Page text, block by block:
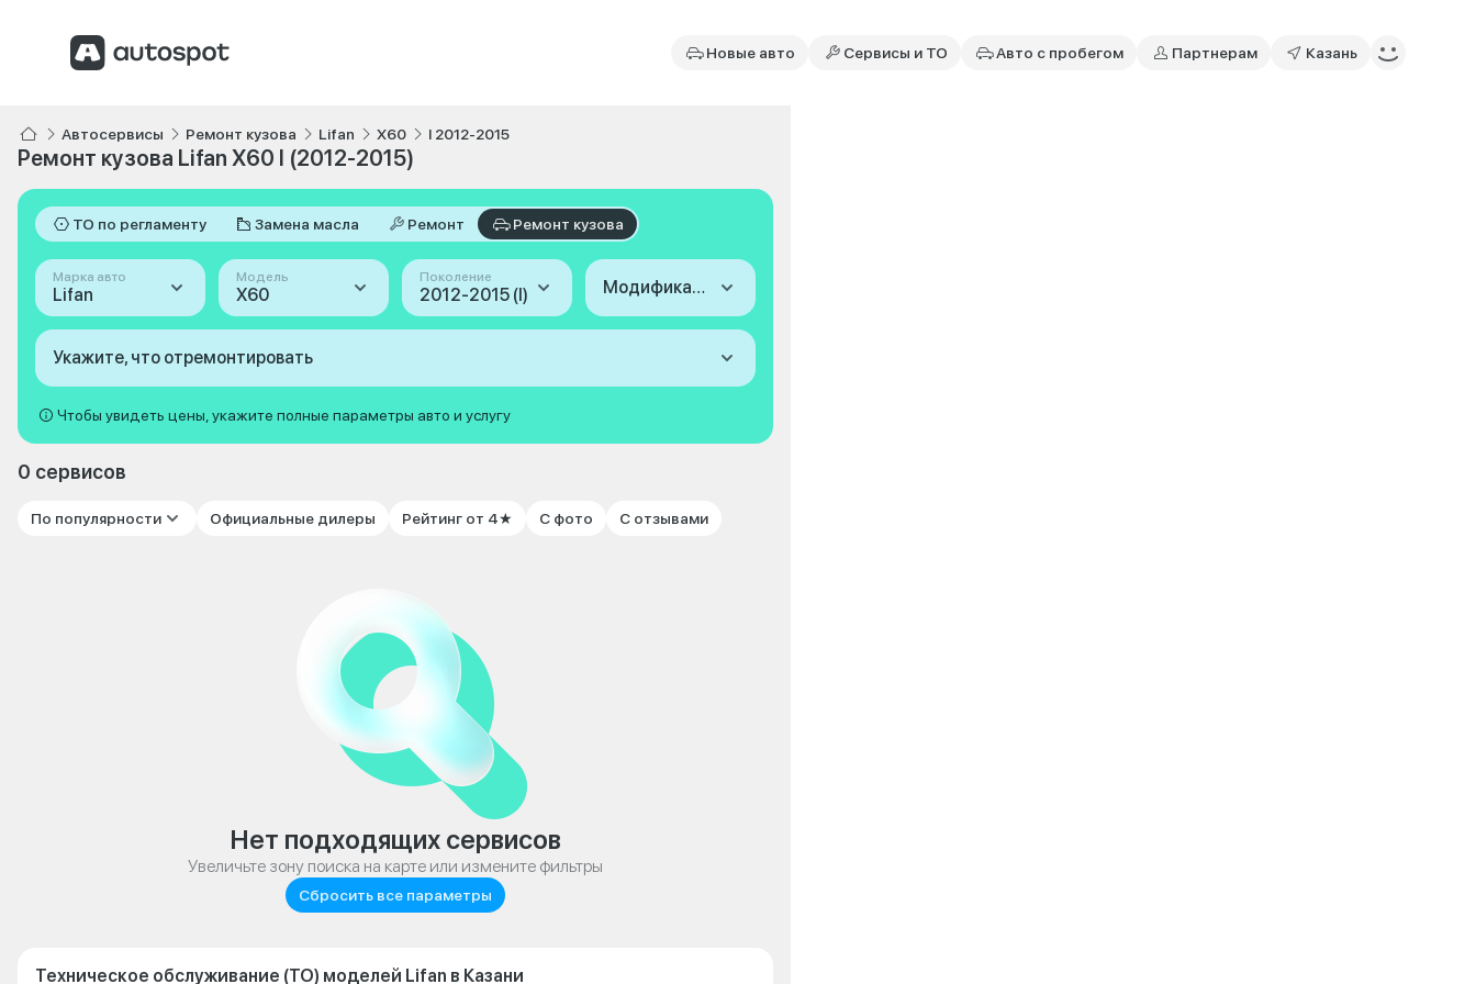
Новые авто Сервисы и ТО Авто с пробегом Партнерам Казань
Автосервисы Ремонт кузова Lifan X60 I 2012-2015
Ремонт кузова Lifan X60 I (2012-2015)
ТО по регламенту Замена масла Ремонт Ремонт кузова
Марка авто
Lifan
Модель
X60
Поколение
2012-2015 (I) Модификация
Укажите, что отремонтировать
Чтобы увидеть цены, укажите полные параметры авто и услугу
0 сервисов
По популярности Официальные дилеры Рейтинг от 4★ С фото С отзывами
Нет подходящих сервисов
Увеличьте зону поиска на карте или измените фильтры
Сбросить все параметры
Техническое обслуживание (ТО) моделей Lifan в Казани